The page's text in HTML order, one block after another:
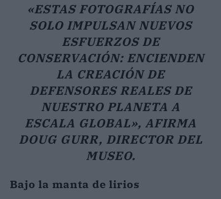
«ESTAS FOTOGRAFÍAS NO
SOLO IMPULSAN NUEVOS
ESFUERZOS DE
CONSERVACIÓN: ENCIENDEN
LA CREACIÓN DE
DEFENSORES REALES DE
NUESTRO PLANETA A
ESCALA GLOBAL», AFIRMA
DOUG GURR, DIRECTOR DEL
MUSEO.
Bajo la manta de lirios